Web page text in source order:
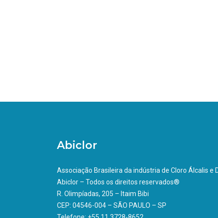
Abiclor
Associação Brasileira da indústria de Cloro Álcalis e
Abiclor – Todos os direitos reservados®
R. Olimpíadas, 205 – Itaim Bibi
CEP: 04546-004 – SÃO PAULO – SP